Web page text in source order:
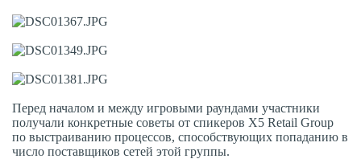
Перед началом и между игровыми раундами участники
получали конкретные советы от спикеров Х5 Retail Group
по выстраиванию процессов, способствующих попаданию в
число поставщиков сетей этой группы.